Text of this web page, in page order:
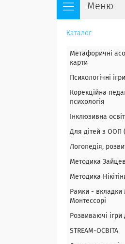
Каталог
Метафоричні
карти
Психологічні
Корекційна
психологія
Інклюзивна
Для дітей з ООП
Логопедія,
Методика
Методика
Рамки - вкладки
Монтессорі
Розвиваючі ігри
STREAM-ОСВІТА